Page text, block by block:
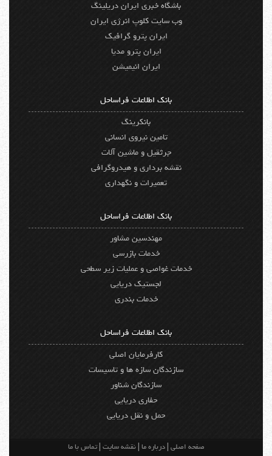
باشگاه خبری ایران دریلینگ
وب سایت کلوپ انرژی ایران
ایران پترو گرافیک
ایران پترو مدیا
ایران انیمیشن
بانک اطلاعات فراساحل
بانکرینگ
تامین نیروی انسانی
جرثقیل و ماشین آلات
نقشه برداری و هیدروگرافی
تعمیرات و نگهداری
بانک اطلاعات فراساحل
مهندسین مشاور
خدمات بازرسی
خدمات غواصی و عملیات زیر سطحی
لجستیک دریایی
خدمات بندری
بانک اطلاعات فراساحل
کارفرمایان اصلی
سازندگان سازه ها و تاسیسات
سازندگان شناور
حفاری دریایی
حمل و نقل دریایی
صفحه اصلی |درباره ما |نقشه سایت |تماس با ما